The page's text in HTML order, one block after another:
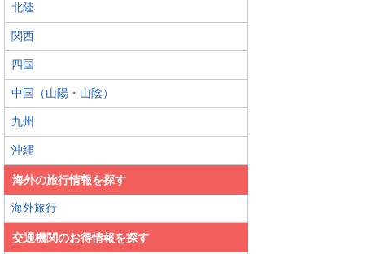
北陸
関西
四国
中国（山陽・山陰）
九州
沖縄
海外の旅行情報を探す
海外旅行
交通機関のお得情報を探す